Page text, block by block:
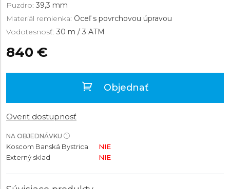
Puzdro: 39,3 mm
Materiál remienka: Oceľ s povrchovou úpravou
Vodotesnosť: 30 m / 3 ATM
840 €
Objednať
Overiť dostupnosť
NA OBJEDNÁVKU
Koscom Banská Bystrica
NIE
Externý sklad
NIE